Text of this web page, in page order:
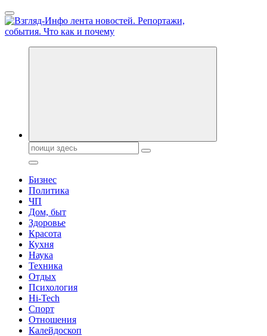
Перейти
к
содержанию
Обо всем и обо всех, что зачем и почему. Новости политики,
Поиск:
Бизнес
Политика
ЧП
Дом, быт
Здоровье
Красота
Кухня
Наука
Техника
Отдых
Психология
Hi-Tech
Спорт
Отношения
Калейдоскоп